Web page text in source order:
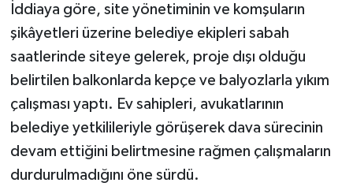
İddiaya göre, site yönetiminin ve komşuların
şikâyetleri üzerine belediye ekipleri sabah
saatlerinde siteye gelerek, proje dışı olduğu
belirtilen balkonlarda kepçe ve balyozlarla yıkım
çalışması yaptı. Ev sahipleri, avukatlarının
belediye yetkilileriyle görüşerek dava sürecinin
devam ettiğini belirtmesine rağmen çalışmaların
durdurulmadığını öne sürdü.